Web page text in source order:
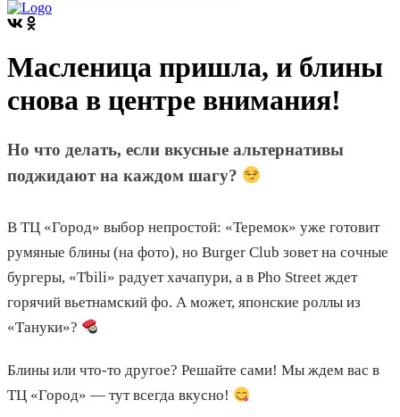
Масленица пришла, и блины
снова в центре внимания!
Но что делать, если вкусные альтернативы
поджидают на каждом шагу?
В ТЦ «Город» выбор непростой: «Теремок» уже готовит
румяные блины (на фото), но Burger Club зовет на сочные
бургеры, «Tbili» радует хачапури, а в Pho Street ждет
горячий вьетнамский фо. А может, японские роллы из
«Тануки»?
Блины или что-то другое? Решайте сами! Мы ждем вас в
ТЦ «Город» — тут всегда вкусно!